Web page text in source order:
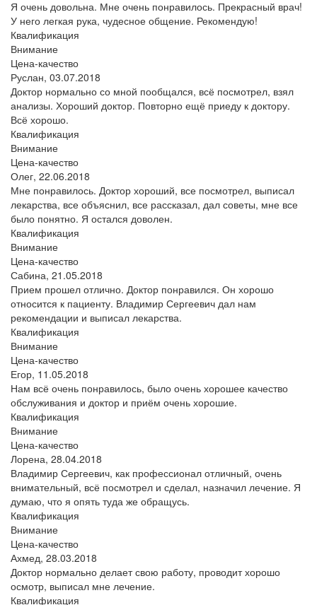
Я очень довольна. Мне очень понравилось. Прекрасный врач!
У него легкая рука, чудесное общение. Рекомендую!
Квалификация
Внимание
Цена-качество
Руслан, 03.07.2018
Доктор нормально со мной пообщался, всё посмотрел, взял
анализы. Хороший доктор. Повторно ещё приеду к доктору.
Всё хорошо.
Квалификация
Внимание
Цена-качество
Олег, 22.06.2018
Мне понравилось. Доктор хороший, все посмотрел, выписал
лекарства, все объяснил, все рассказал, дал советы, мне все
было понятно. Я остался доволен.
Квалификация
Внимание
Цена-качество
Сабина, 21.05.2018
Прием прошел отлично. Доктор понравился. Он хорошо
относится к пациенту. Владимир Сергеевич дал нам
рекомендации и выписал лекарства.
Квалификация
Внимание
Цена-качество
Егор, 11.05.2018
Нам всё очень понравилось, было очень хорошее качество
обслуживания и доктор и приём очень хорошие.
Квалификация
Внимание
Цена-качество
Лорена, 28.04.2018
Владимир Сергеевич, как профессионал отличный, очень
внимательный, всё посмотрел и сделал, назначил лечение. Я
думаю, что я опять туда же обращусь.
Квалификация
Внимание
Цена-качество
Ахмед, 28.03.2018
Доктор нормально делает свою работу, проводит хорошо
осмотр, выписал мне лечение.
Квалификация